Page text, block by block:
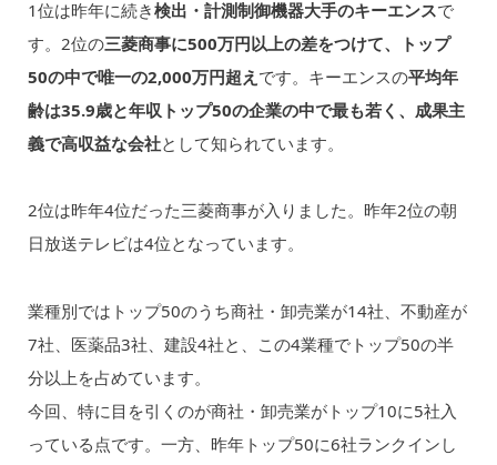
1位は昨年に続き検出・計測制御機器大手のキーエンスで
す。2位の三菱商事に500万円以上の差をつけて、トップ
50の中で唯一の2,000万円超え です。キーエンスの平均年
齢は35.9歳と年収トップ50の企業の中で最も若く、成果主
義で高収益な会社として知られています。
2位は昨年4位だった三菱商事が入りました。昨年2位の朝
日放送テレビは4位となっています。
業種別ではトップ50のうち商社・卸売業が14社、不動産が
7社、医薬品3社、建設4社と、この4業種でトップ50の半
分以上を占めています。
今回、特に目を引くのが商社・卸売業がトップ10に5社入
っている点です。一方、昨年トップ50に6社ランクインし